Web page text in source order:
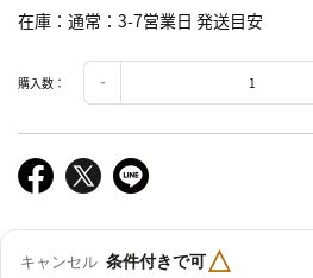
在庫 通常：3-7営業日 発送目安
購入数：
キャンセル 条件付きで可△